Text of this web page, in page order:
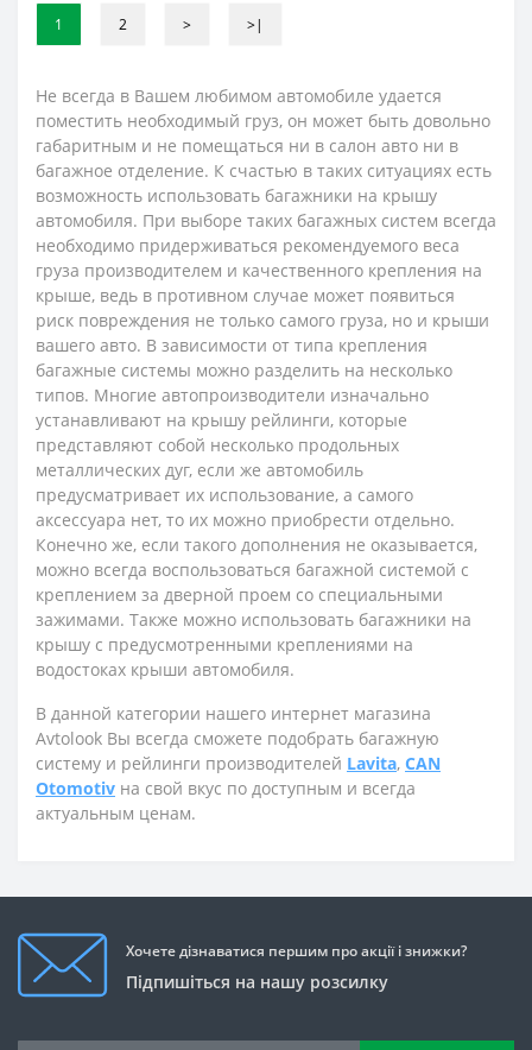
1 2 > >|
Не всегда в Вашем любимом автомобиле удается
поместить необходимый груз, он может быть довольно
габаритным и не помещаться ни в салон авто ни в
багажное отделение. К счастью в таких ситуациях есть
возможность использовать багажники на крышу
автомобиля. При выборе таких багажных систем всегда
необходимо придерживаться рекомендуемого веса
груза производителем и качественного крепления на
крыше, ведь в противном случае может появиться
риск повреждения не только самого груза, но и крыши
вашего авто. В зависимости от типа крепления
багажные системы можно разделить на несколько
типов. Многие автопроизводители изначально
устанавливают на крышу рейлинги, которые
представляют собой несколько продольных
металлических дуг, если же автомобиль
предусматривает их использование, а самого
аксессуара нет, то их можно приобрести отдельно.
Конечно же, если такого дополнения не оказывается,
можно всегда воспользоваться багажной системой с
креплением за дверной проем со специальными
зажимами. Также можно использовать багажники на
крышу с предусмотренными креплениями на
водостоках крыши автомобиля.
В данной категории нашего интернет магазина
Avtolook Вы всегда сможете подобрать багажную
систему и рейлинги производителей Lavita, CAN
Otomotiv на свой вкус по доступным и всегда
актуальным ценам.
Хочете дізнаватися першим про акції і знижки?
Підпишіться на нашу розсилку